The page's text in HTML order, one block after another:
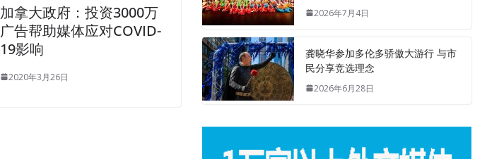
加拿大政府：投资3000万
广告帮助媒体应对COVID-
19影响
2020年3月26日
2026年7月4日
龚晓华参加多伦多骄傲大游行 与市
民分享竞选理念
2026年6月28日